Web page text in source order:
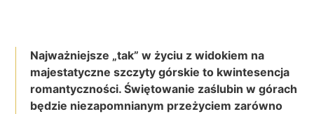
Najważniejsze „tak” w życiu z widokiem na
majestatyczne szczyty górskie to kwintesencja
romantyczności. Świętowanie zaślubin w górach
będzie niezapomnianym przeżyciem zarówno